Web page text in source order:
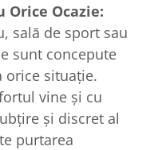
Ocazie:
sală de sport sau
sunt concepute
orice situație.
vine și cu
și discret al
purtarea